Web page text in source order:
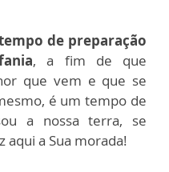
de preparação
, a fim de que
que vem e que se
é um tempo de
a nossa terra, se
aqui a Sua morada!